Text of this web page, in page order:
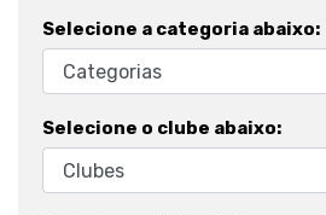
Selecione a categoria abaixo:
Selecione o clube abaixo: